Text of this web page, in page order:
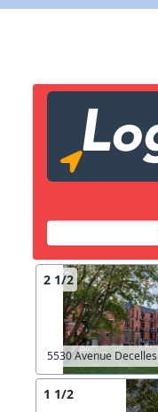
2 1/2
5530 Avenue Decelles
1 1/2
Copier lien